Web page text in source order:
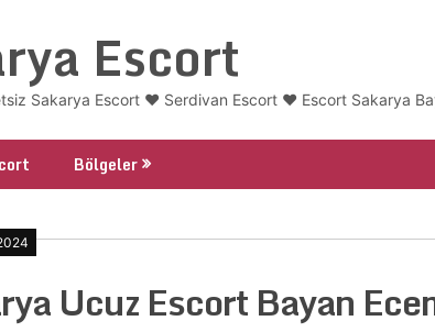
Escort
Sakarya Escort ❤️ Serdivan Escort ❤️ Escort Sakarya
Bölgeler
Ucuz Escort Bayan